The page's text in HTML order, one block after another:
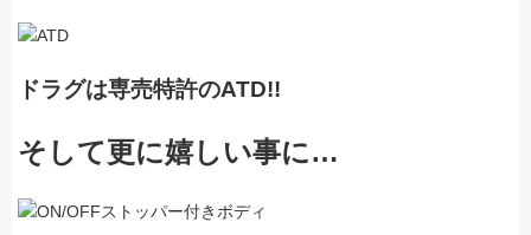
ドラグは専売特許のATD!!
そして更に嬉しい事に…